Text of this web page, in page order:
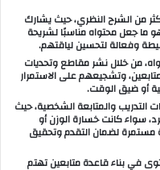
من الشرح النظري، حيث يشارك
ما جعل محتواه مناسبًا لشريحة
وفعالة لتحسين لياقتهم.
من خلال نشر مقاطع وتحديات
وتشجيعهم على الاستمرار
أو ضيق الوقت.
التدريب والمتابعة الشخصية، حيث
سواء كانت خسارة الوزن أو
مستمرة لضمان التقدم وتحقيق
في بناء قاعدة متابعين تهتم